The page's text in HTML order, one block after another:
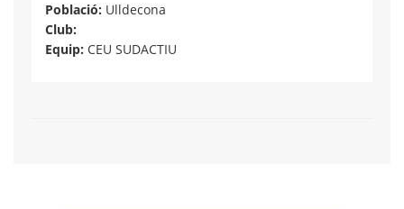
Població: Ulldecona
Club:
Equip: CEU SUDACTIU